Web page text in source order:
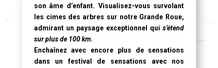
son âme d’enfant. Visualisez-vous survolant
les cimes des arbres sur notre Grande Roue,
admirant un paysage exceptionnel quis’étend
sur plus de 100 km.
Enchaînez avec encore plus de sensations
dans un festival de sensations avec nos